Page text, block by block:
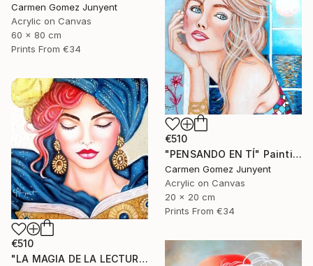
Carmen Gomez Junyent
Acrylic on Canvas
60 x 80 cm
Prints From €34
€510
"PENSANDO EN TÍ" Painting
Carmen Gomez Junyent
Acrylic on Canvas
20 x 20 cm
Prints From €34
€510
"LA MAGIA DE LA LECTURA" Painting